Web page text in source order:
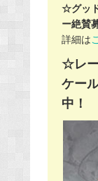
☆グッ
ー絶賛
詳細は
☆レー
ケー
中！